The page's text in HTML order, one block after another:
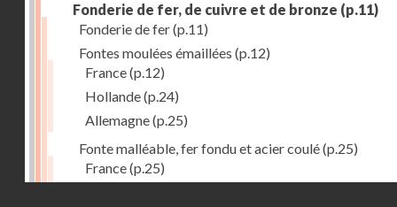
Fonderie de fer, de cuivre et de bronze (p.11)
Fonderie de fer(p.11)
Fontes moulées émaillées (p.12)
France(p.12)
Hollande(p.24)
Allemagne(p.25)
Fonte malléable, fer fondu et acier coulé(p.25)
France(p.25)